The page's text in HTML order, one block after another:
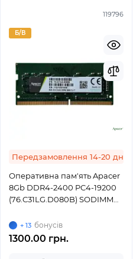
119796
Б/В
Передзамовлення 14-20 днів
Оперативна пам'ять Apacer
8Gb DDR4-2400 PC4-19200
(76.C31LG.D080B) SODIMM
+ 13 бонусів
1300.00 грн.